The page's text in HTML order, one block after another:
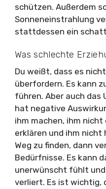
schützen. Außerdem
Sonneneinstrahlung
stattdessen ein
Was schlechte
Du weißt, dass es
überfordern. Es kann
führen. Aber auch das
hat negative
ihm machen, ihm nicht
erklären und ihm nicht
Weg zu finden, dann
Bedürfnisse. Es kann
unerwünscht fühlt
verliert. Es ist wichtig,